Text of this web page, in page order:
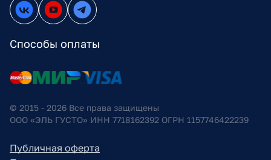
Способы оплаты
© 2015 - 2026 Все права защищены
ООО «ЭЛЬ ГУСТО» ИНН 7718162392 ОГРН 1157746422239
Публичная оферта